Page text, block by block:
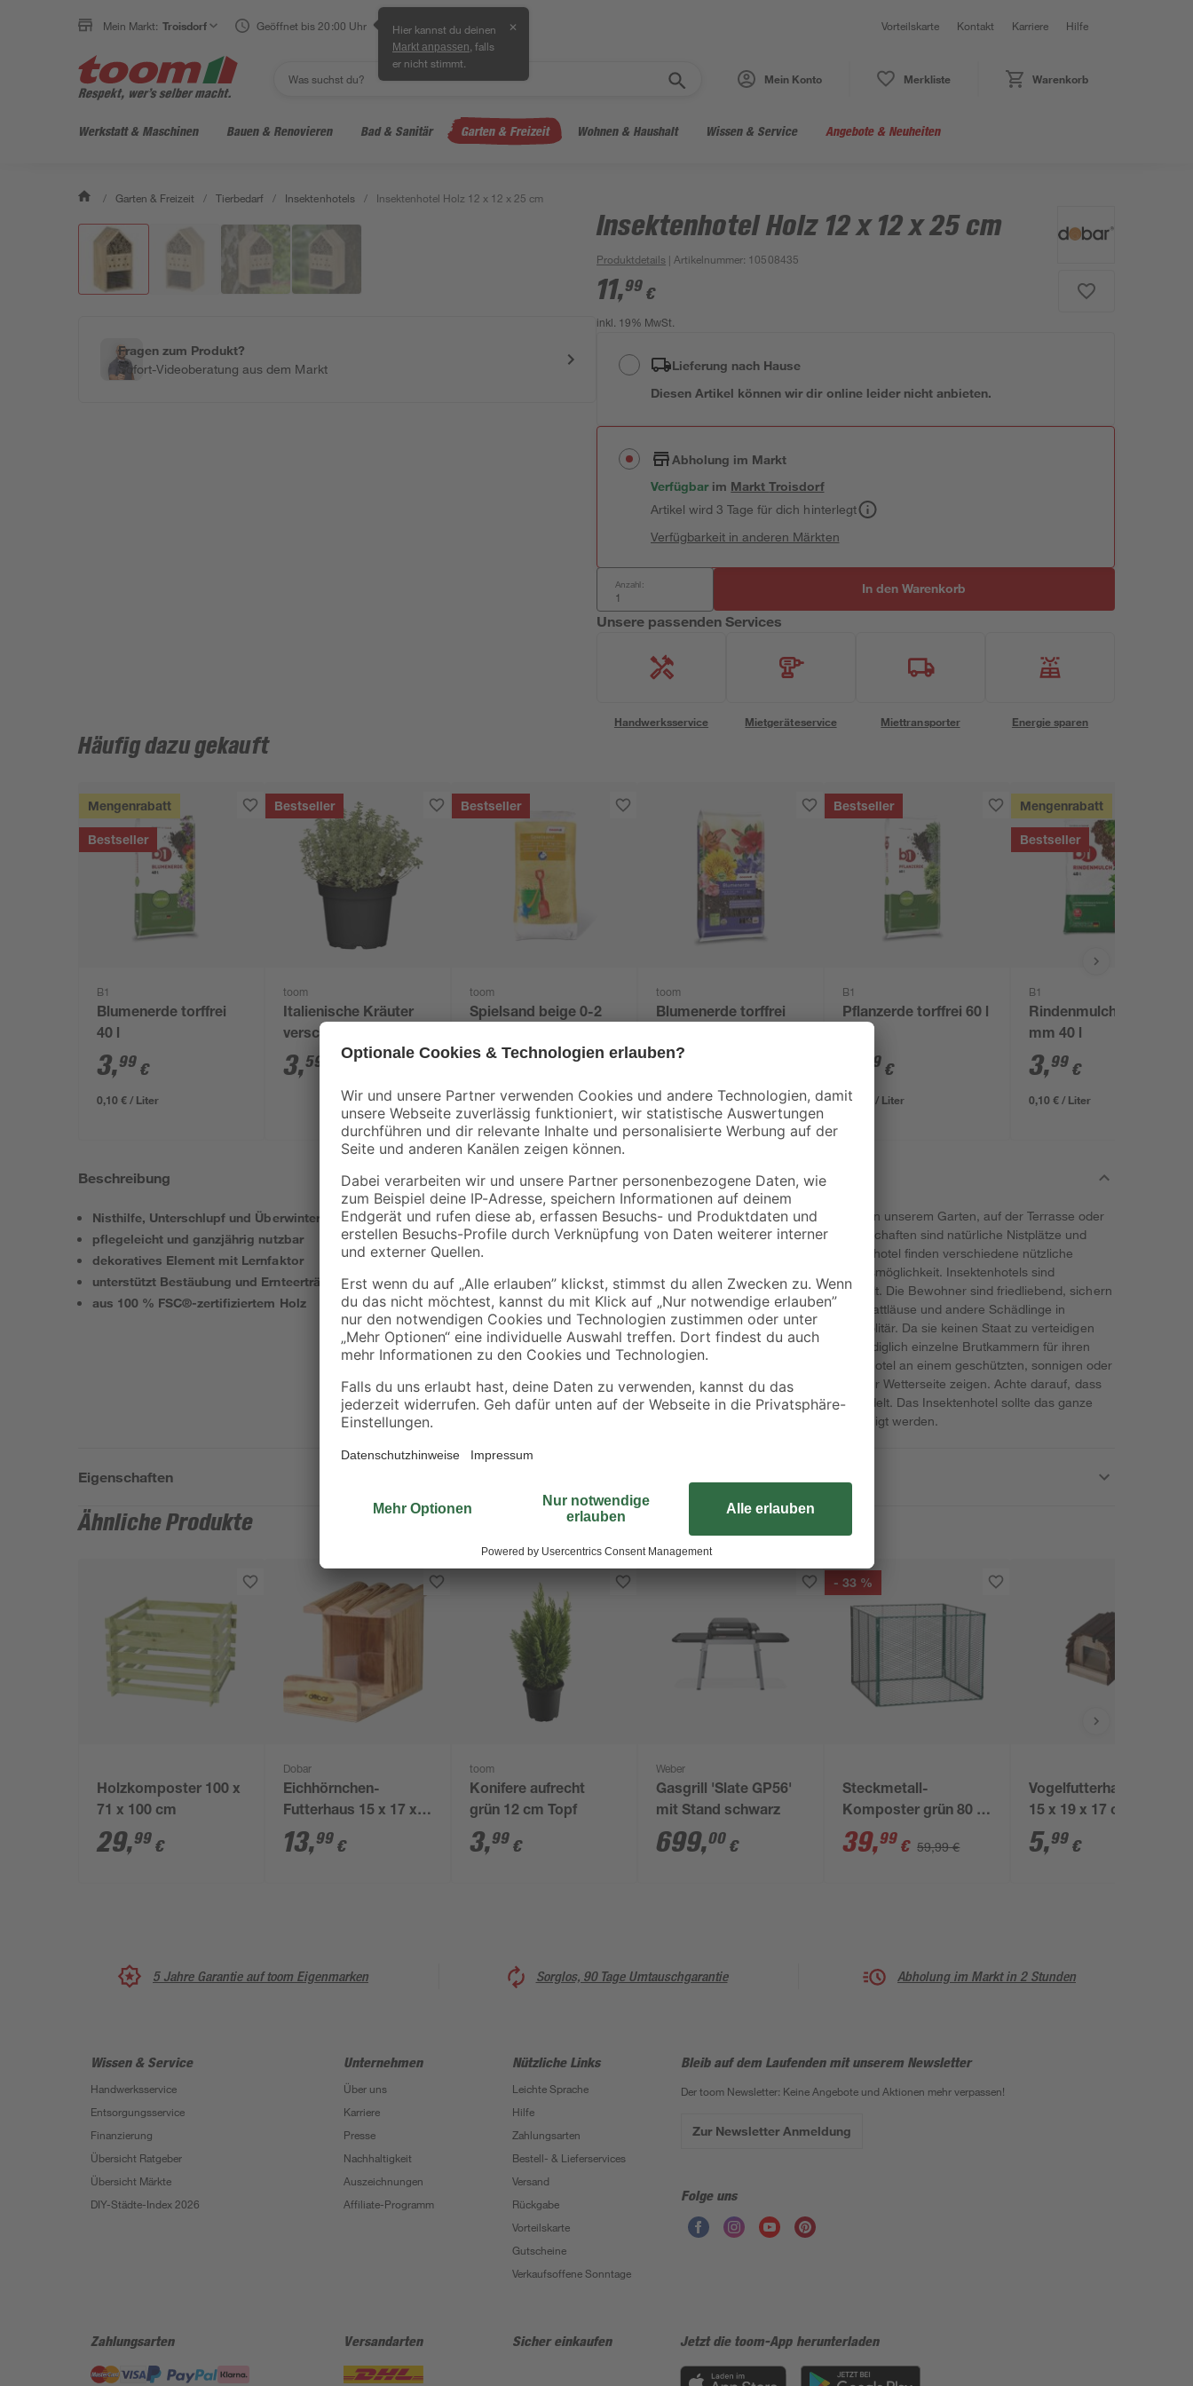
Mein Markt: Troisdorf Geöffnet bis 20:00 Uhr Hier kannst du deinen
Markt anpassen , falls
er nicht stimmt.
✕ Vorteilskarte Kontakt Karriere Hilfe
Mein Konto Merkliste Warenkorb
Werkstatt & Maschinen Bauen & Renovieren Bad & Sanitär Garten & Freizeit Wohnen & Haushalt Wissen & Service Angebote & Neuheiten
/ Garten & Freizeit / Tierbedarf / Insektenhotels / Insektenhotel Holz 12 x 12 x 25 cm
Fragen zum Produkt?
Sofort-Videoberatung aus dem Markt
Insektenhotel Holz 12 x 12 x 25 cm
Produktdetails | Artikelnummer: 10508435
11,99 €
inkl. 19% MwSt.
Lieferung nach Hause
Diesen Artikel können wir dir online leider nicht anbieten.
Abholung im Markt
Verfügbar im MarktTroisdorf
Artikel wird 3 Tage für dich hinterlegt
Verfügbarkeit in anderen Märkten
Anzahl: In den Warenkorb
Unsere passenden Services
Handwerksservice Mietgeräteservice Miettransporter Energie sparen
Häufig dazu gekauft
Mengenrabatt
Bestseller
B1
Blumenerde torffrei
40 l
3,99 €
0,10 € / Liter
Bestseller
toom
Italienische Kräuter
verschiedene Sorten
14 cm Topf
3,59
Bestseller
toom
Spielsand beige 0-2
3,29
0,13 € / Kilogramm
toom
Blumenerde torffrei
9,99
0,20 € / Liter
Bestseller
B1
Pflanzerde torffrei 60 l
99 €
0,13 € / Liter
Mengenrabatt
Bestseller
B1
Rindenmulch 0-40
mm 40 l
3,99 €
0,10 € / Liter
Beschreibung
Nisthilfe, Unterschlupf und Überwinterungsplatz für nützliche Insekten
pflegeleicht und ganzjährig nutzbar
dekoratives Element mit Lernfaktor
unterstützt Bestäubung und Ernteerträge
aus 100 % FSC®-zertifiziertem Holz
Viele Insekten übernehmen nützliche Aufgaben in unserem Garten, auf der Terrasse oder
dem Balkon. In aufgeräumten Gärten und Landschaften sind natürliche Nistplätze und
Unterschlüpfe rar geworden. In diesem Insektenhotel finden verschiedene nützliche
Insekten Unterschlupf, Nist- und Überwinterungsmöglichkeit. Insektenhotels sind
Naturerlebnis und Beitrag für eine intakte Umwelt. Die Bewohner sind friedliebend, sichern
die Erträge unserer Kulturpflanzen und halten Blattläuse und andere Schädlinge in
Schach. Die Bienen, die hier einziehen, leben solitär. Da sie keinen Staat zu verteidigen
haben sind sie nicht aggressiv, sondern legen lediglich einzelne Brutkammern für ihren
Nachwuchs an. Hänge oder stelle das Insektenhotel an einem geschützten, sonnigen oder
halbschattigen Platz auf. Die Front sollte nicht zur Wetterseite zeigen. Achte darauf, dass
das Insektenhotel nicht im Wind hin und herpendelt. Das Insektenhotel sollte das ganze
Jahr über draußen bleiben. Es muss nicht gereinigt werden.
Eigenschaften
Ähnliche Produkte
Holzkomposter 100 x
71 x 100 cm
29,99 €
Dobar
Eichhörnchen-
Futterhaus 15 x 17 x
24 cm
13,99 €
toom
Konifere aufrecht
grün 12 cm Topf
3,99 €
Weber
Gasgrill 'Slate GP56'
mit Stand schwarz
699,00 €
- 33 %
Steckmetall-
Komposter grün 80 x
70 x 80 cm
39,99 € 59,99 €
Vogelfutterhaus braun
15 x 19 x 17 cm
5,99 €
5 Jahre Garantie auf toom Eigenmarken Sorglos, 90 Tage Umtauschgarantie Abholung im Markt in 2 Stunden
Wissen & Service
Handwerksservice
Entsorgungsservice
Finanzierung
Übersicht Ratgeber
Übersicht Märkte
DIY-Städte-Index 2026
Unternehmen
Über uns
Karriere
Presse
Nachhaltigkeit
Auszeichnungen
Affiliate-Programm
Nützliche Links
Leichte Sprache
Hilfe
Zahlungsarten
Bestell- & Lieferservices
Versand
Rückgabe
Vorteilskarte
Gutscheine
Verkaufsoffene Sonntage
Bleib auf dem Laufenden mit unserem Newsletter
Der toom Newsletter: Keine Angebote und Aktionen mehr verpassen!
Zur Newsletter Anmeldung
Folge uns
Zahlungsarten Versandarten Sicher einkaufen Jetzt die toom-App herunterladen